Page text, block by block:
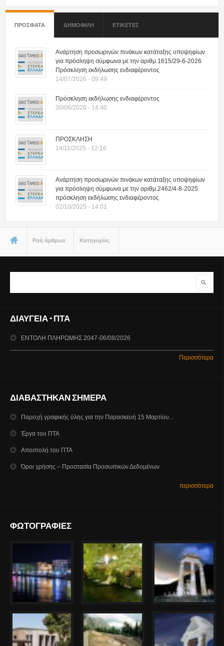
ΠΡΟΣΦΑΤΑ (ΕΝΕΡΓΗ ΚΑΡΤΕΛΑ)
ΔΗΜΟΦΙΛΗ ΕΤΙΚΕΤΕΣ
Ανάρτηση προσωρινών πινάκων κατάταξης υποψηφίων
για πρόσληψη σύμφωνα με την αριθμ.1615/29-6-2026
Πρόσκληση εκδήλωσης ενδιαφέροντος
14/07/2026 - 09:49
Πρόσκληση εκδήλωσης ενδιαφέροντος
30/06/2026 - 14:40
ΠΡΟΣΚΛΗΣΗ
14/11/2025 - 12:16
Ανάρτηση προσωρινών πινάκων κατάταξης υποψηφίων
για πρόσληψη σύμφωνα με την αριθμ.2462/4-8-2025
πρόσκληση εκδήλωσης ενδιαφέροντος
02/10/2025 - 14:01
Είστε εδώΡοή άρθρων Κατηγορίες
Αναζήτηση
ΔΙΑΥΓΕΙΑ - ΠΤΑ
ΕΝΤΟΛΗ ΠΛΗΡΩΜΗΣ 2047-06/08/2026
Περισσότερα
ΔΙΑΒΑΣΤΗΚΑΝ ΣΗΜΕΡΑ
Παροχή γραφικής ύλης για την Παρασκευή 15 Μαρτίου...
Έργα του ΠΤΑ
Αποστολή του ΠΤΑ
Όροι χρήσης – Προστασία Προσωπικών Δεδομένων
περισσότερα
ΦΩΤΟΓΡΑΦΙΕΣ